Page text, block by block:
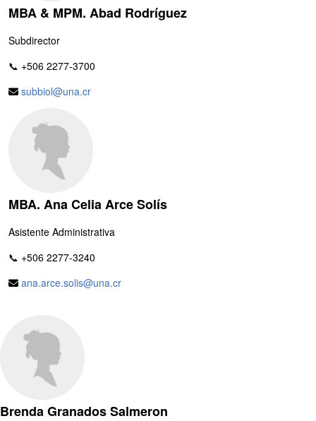
MBA & MPM. Abad Rodríguez
Subdirector
📞 +506 2277-3700
subbiol@una.cr
MBA. Ana Celia Arce Solís
Asistente Administrativa
📞 +506 2277-3240
ana.arce.solis@una.cr
Brenda Granados Salmeron